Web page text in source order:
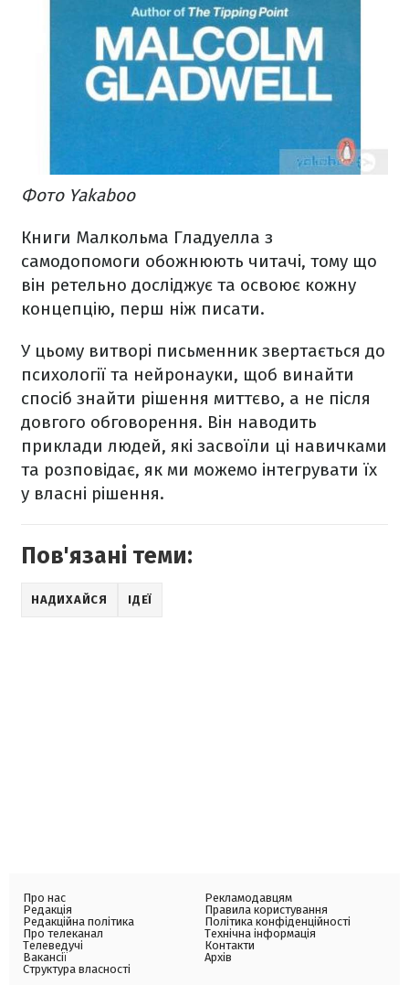
Фото Yakaboo
Книги Малкольма Гладуелла з
самодопомоги обожнюють читачі, тому що
він ретельно досліджує та освоює кожну
концепцію, перш ніж писати.
У цьому витворі письменник звертається до
психології та нейронауки, щоб винайти
спосіб знайти рішення миттєво, а не після
довгого обговорення. Він наводить
приклади людей, які засвоїли ці навичками
та розповідає, як ми можемо інтегрувати їх
у власні рішення.
Пов'язані теми:
НАДИХАЙСЯ ІДЕЇ
Про нас
Редакція
Редакційна політика
Про телеканал
Телеведучі
Вакансії
Структура власності
Рекламодавцям
Правила користування
Політика конфіденційності
Технічна інформація
Контакти
Архів